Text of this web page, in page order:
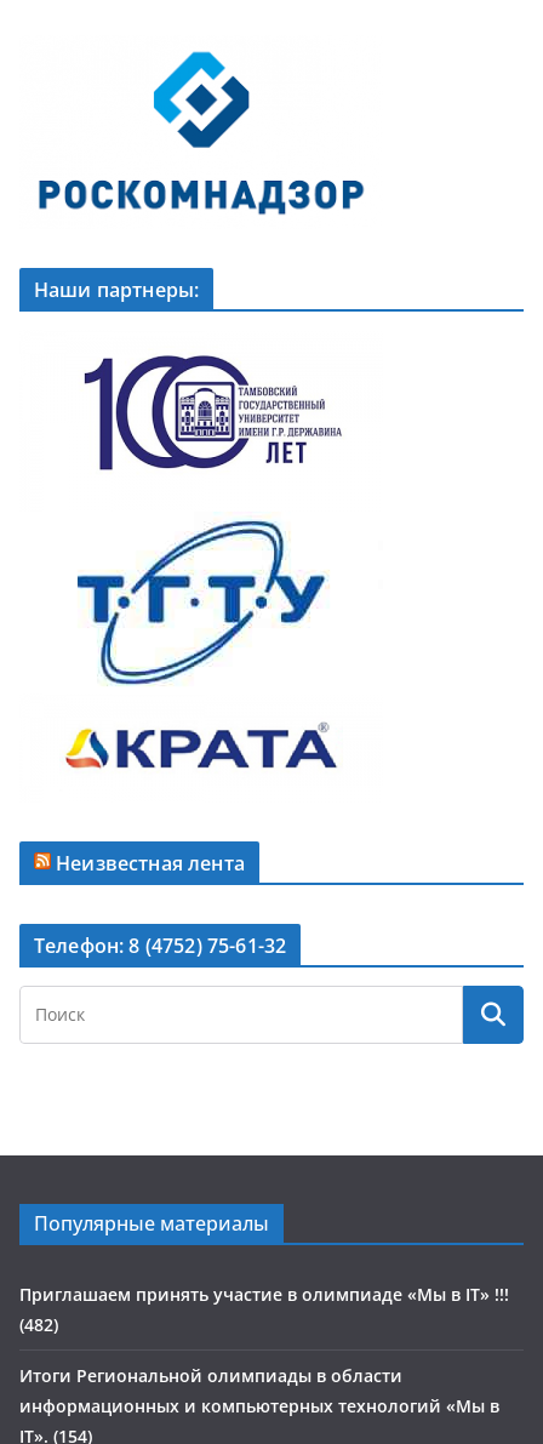
Наши партнеры:
Неизвестная лента
Телефон: 8 (4752) 75-61-32
Популярные материалы
Приглашаем принять участие в олимпиаде «Мы в IT» !!!
(482)
Итоги Региональной олимпиады в области
информационных и компьютерных технологий «Мы в
IT». (154)